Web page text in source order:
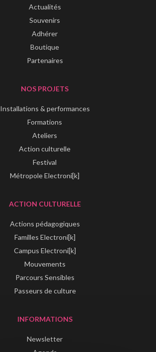
Actualités
Souvenirs
Adhérer
Boutique
Partenaires
NOS PROJETS
Installations & performances
Formations
Ateliers
Action culturelle
Festival
Métropole Electroni[k]
ACTION CULTURELLE
Actions pédagogiques
Familles Electroni[k]
Campus Electroni[k]
Mouvements
Parcours Sensibles
Passeurs de culture
INFORMATIONS
Newsletter